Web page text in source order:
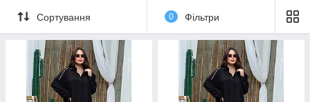
Сортування 0 Фільтри